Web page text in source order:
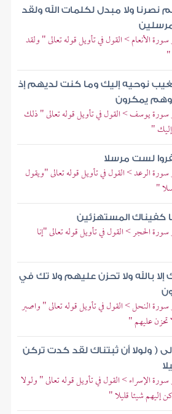
نصرنا ولا مبدل لكلمات الله ولقد
الأنعام > القول في تأويل قوله تعالى " ولقد
نوحيه إليك وما كنت لديهم إذ
وهم يمكرون
سورة يوسف > القول في تأويل قوله تعالى " ذلك
"
لست مرسلا
الرعد > القول في تأويل قوله تعالى "ويقول
"
كفيناك المستهزئين
الحجر > القول في تأويل قوله تعالى "إنا
بالله ولا تحزن عليهم ولا تك في
النحل > القول في تأويل قوله تعالى " واصبر
تحزن عليهم "
( ولولا أن ثبتناك لقد كدت تركن
الإسراء > القول في تأويل قوله تعالى " ولولا
إليهم شيئا قليلا "